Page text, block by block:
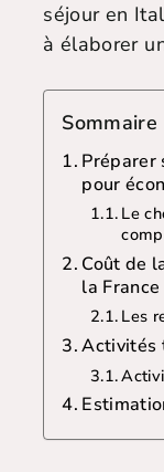
séjour en
à élaborer
Sommaire
Préparer
pour
Le
Coût de
la France
Les
Activités